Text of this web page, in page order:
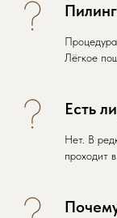
Лёгкое
Есть
Нет. В
проходит